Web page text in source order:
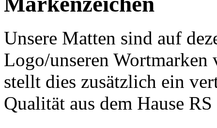
Unsere Matten sind auf
Logo/unseren Wortmarken
stellt dies zusätzlich ein
Qualität aus dem Hause